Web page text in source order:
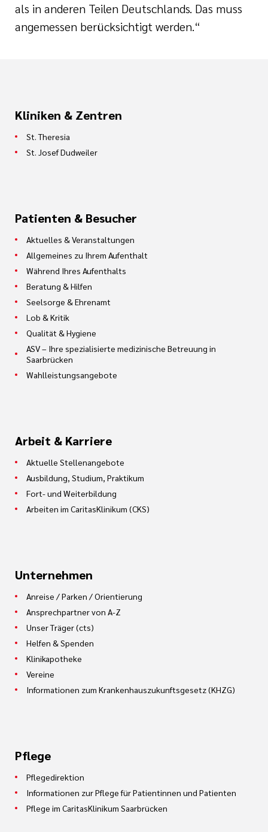
als in anderen Teilen Deutschlands. Das muss
angemessen berücksichtigt werden.“
Kliniken & Zentren
St. Theresia
St. Josef Dudweiler
Patienten & Besucher
Aktuelles & Veranstaltungen
Allgemeines zu Ihrem Aufenthalt
Während Ihres Aufenthalts
Beratung & Hilfen
Seelsorge & Ehrenamt
Lob & Kritik
Qualität & Hygiene
ASV – Ihre spezialisierte medizinische Betreuung in
Saarbrücken
Wahlleistungsangebote
Arbeit & Karriere
Aktuelle Stellenangebote
Ausbildung, Studium, Praktikum
Fort- und Weiterbildung
Arbeiten im CaritasKlinikum (CKS)
Unternehmen
Anreise / Parken / Orientierung
Ansprechpartner von A-Z
Unser Träger (cts)
Helfen & Spenden
Klinikapotheke
Vereine
Informationen zum Krankenhauszukunftsgesetz (KHZG)
Pflege
Pflegedirektion
Informationen zur Pflege für Patientinnen und Patienten
Pflege im CaritasKlinikum Saarbrücken